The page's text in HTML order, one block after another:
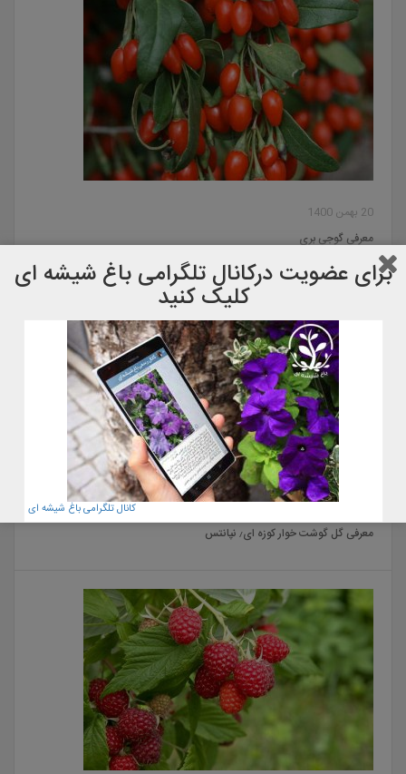
20 بهمن 1400
معرفی گوجی بری
معرفی گل گوشت خوار کوزه ای٫ نپانتس
برای عضویت دركانال تلگرامی باغ شیشه ای
کلیک کنید
کانال تلگرامی باغ شیشه ای